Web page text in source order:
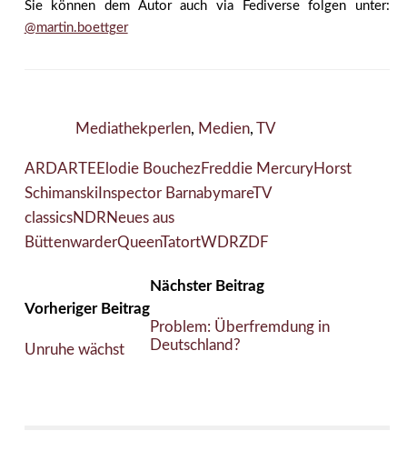
Sie können dem Autor auch via Fediverse folgen unter:
@martin.boettger
Mediathekperlen, Medien, TV
ARDARTE Elodie BouchezFreddie MercuryHorst
Schimanski Inspector BarnabymareTV
classicsNDRNeues aus
BüttenwarderQueenTatortWDRZDF
Vorheriger Beitrag
Unruhe wächst
Nächster Beitrag
Problem: Überfremdung in
Deutschland?